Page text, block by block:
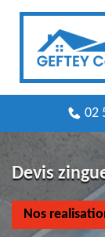
02
Devis
Nos